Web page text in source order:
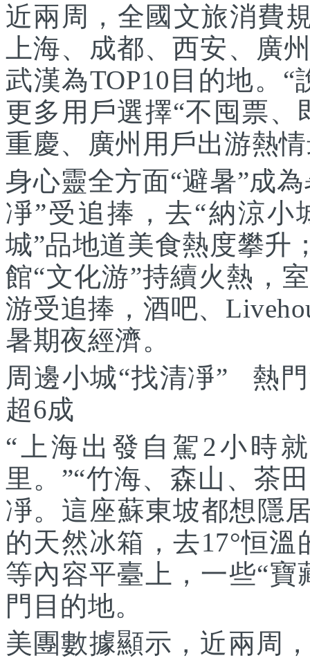
近兩周，全國文旅消費
上海、成都、西安、廣
武漢為TOP10目的地。
更多用戶選擇“不囤票
重慶、廣州用戶出游熱
身心靈全方面“避暑”成
凈”受追捧，去“納涼小
城”品地道美食熱度攀升
館“文化游”持續火熱，
游受追捧，酒吧、
暑期夜經濟。
周邊小城“找清凈” 熱
超6成
“上海出發自駕2小時
里。”“竹海、森山、茶
凈。這座蘇東坡都想隱
的天然冰箱，去17°恒
等內容平臺上，一些“
門目的地。
美團數據顯示，近兩周